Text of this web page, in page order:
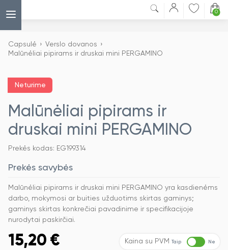
0
Capsulė › Verslo dovanos ›
Malūnėliai pipirams ir druskai mini PERGAMINO
Neturime
Malūnėliai pipirams ir
druskai mini PERGAMINO
Prekės kodas: EG199314
Prekės savybės
Malūnėliai pipirams ir druskai mini PERGAMINO yra kasdienėms
darbo, mokymosi ar buities užduotims skirtas gaminys;
gaminys skirtas konkrečiai pavadinime ir specifikacijoje
nurodytai paskirčiai.
15,20 € Kaina su PVM Taip Ne